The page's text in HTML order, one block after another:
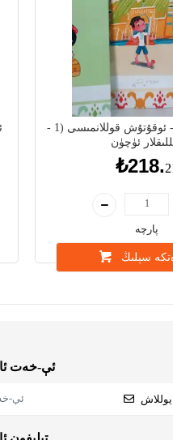
تىل - ئەدەبىيات - ئوقۇتۇش قوللانمىسى (1 -
₺218.
پارچە
سېلىڭ
ئې-خەت
يوللاش